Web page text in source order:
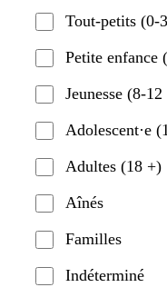
Tout-petits (0-
Petite enfance
Jeunesse (8-12
Adolescent·e
Adultes (18 +)
Aînés
Familles
Indéterminé